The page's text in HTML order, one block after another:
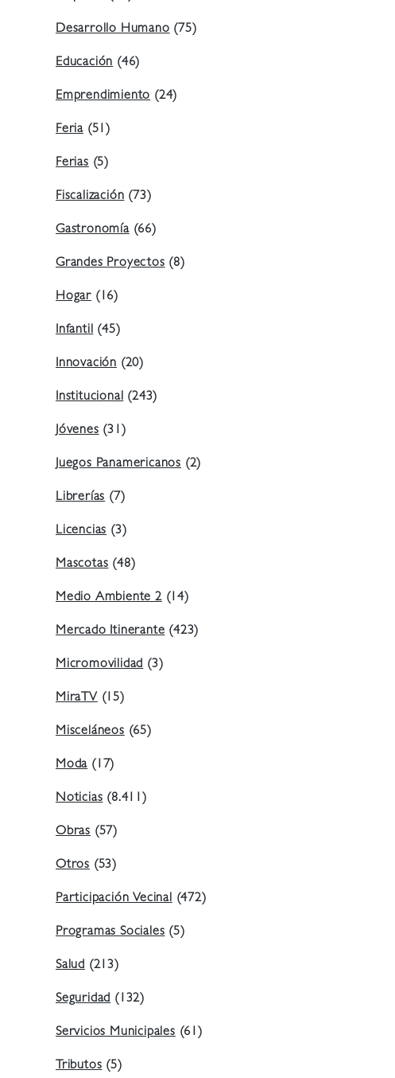
Desarrollo Humano(75)
Educación(46)
Emprendimiento(24)
Feria (51)
Ferias(5)
Fiscalización(73)
Gastronomía(66)
Grandes Proyectos(8)
Hogar (16)
Infantil(45)
Innovación (20)
Institucional(243)
Jóvenes(31)
Juegos Panamericanos (2)
Librerías(7)
Licencias(3)
Mascotas(48)
Medio Ambiente 2(14)
Mercado Itinerante(423)
Micromovilidad(3)
MiraTV(15)
Misceláneos(65)
Moda(17)
Noticias(8.411)
Obras (57)
Otros (53)
Participación Vecinal(472)
Programas Sociales(5)
Salud (213)
Seguridad(132)
Servicios Municipales(61)
Tributos(5)